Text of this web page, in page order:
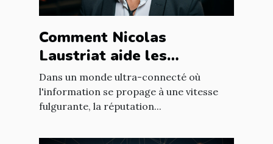
Comment Nicolas
Laustriat aide les
entreprises à améliorer
leur e-réputation
Dans un monde ultra-connecté où
l'information se propage à une vitesse
fulgurante, la réputation...